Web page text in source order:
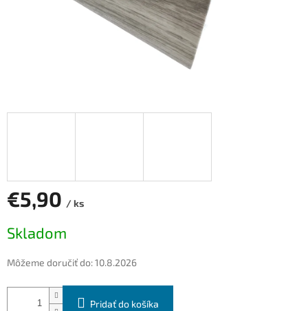
€5,90 / ks
cena:
Skladom
Môžeme doručiť do:10.8.2026
Pridať do košíka